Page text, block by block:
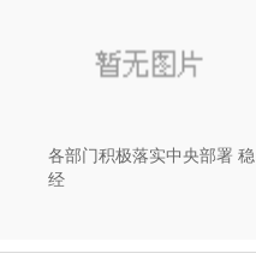
各部门积极落实中央部署 稳
经